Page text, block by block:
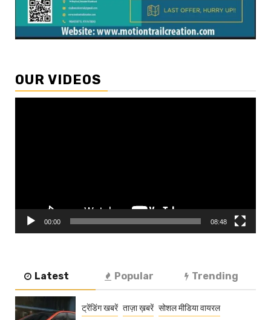
OUR VIDEOS
00:00 08:48
Latest Popular Trending
ट्रेंडिंग खबरें ताज़ा ख़बरें सोशल मीडिया वायरल